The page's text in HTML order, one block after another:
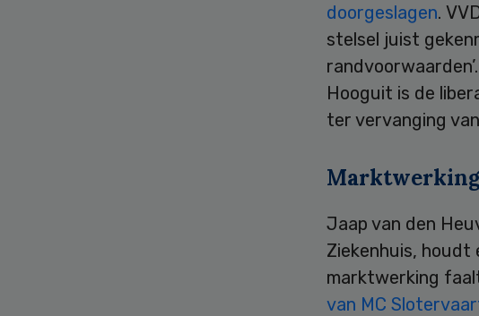
doorgeslagen.
stelsel juist
Hooguit is de
ter vervanging
Jaap van den
Ziekenhuis, houdt
marktwerking
van MC